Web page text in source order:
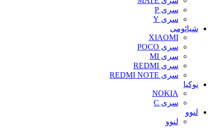
سری P
سری Y
شیائومی
XIAOMI
سری POCO
سری MI
سری REDMI
سری REDMI NOTE
نوکیا
NOKIA
سری C
لنوو
لنوو